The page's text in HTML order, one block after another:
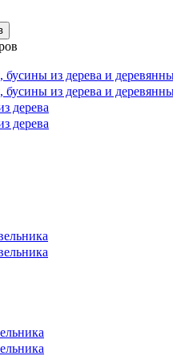
из дерева и
из дерева и
дерева
дерева